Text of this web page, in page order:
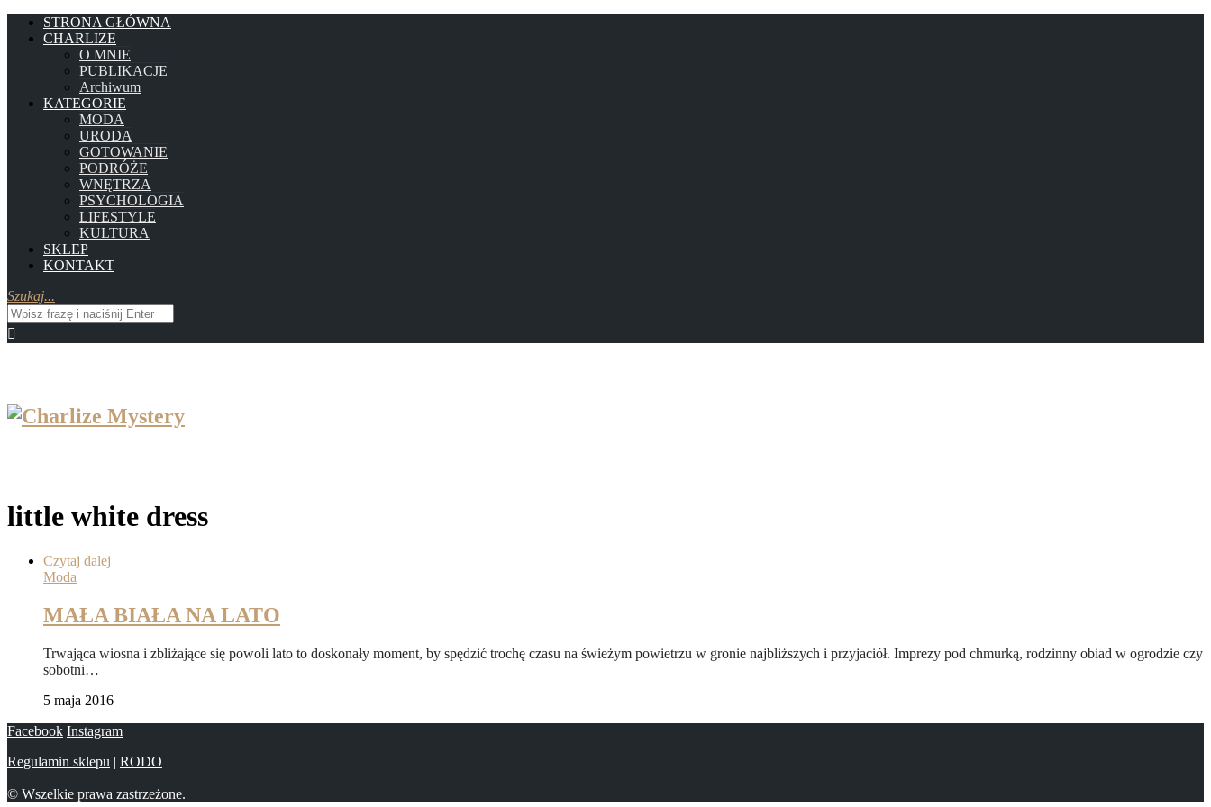
STRONA GŁÓWNA
CHARLIZE
O MNIE
PUBLIKACJE
Archiwum
KATEGORIE
MODA
URODA
GOTOWANIE
PODRÓŻE
WNĘTRZA
PSYCHOLOGIA
LIFESTYLE
KULTURA
SKLEP
KONTAKT
Szukaj...
little white dress
Czytaj dalej
Moda
MAŁA BIAŁA NA LATO
Trwająca wiosna i zbliżające się powoli lato to doskonały moment, by spędzić trochę czasu na świeżym powietrzu w gronie najbliższych i przyjaciół. Imprezy pod chmurką, rodzinny obiad w ogrodzie czy
sobotni…
5 maja 2016
Facebook Instagram
Regulamin sklepu | RODO
© Wszelkie prawa zastrzeżone.